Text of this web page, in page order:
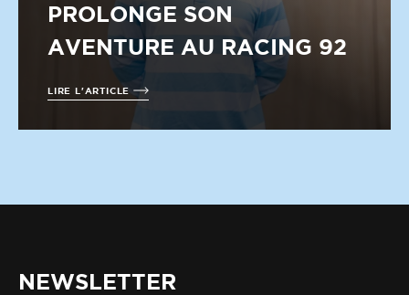
PROLONGE SON
AVENTURE AU RACING 92
LIRE L'ARTICLE
NEWSLETTER